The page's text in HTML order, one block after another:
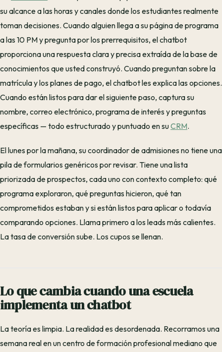
su alcance a las horas y canales donde los estudiantes realmente
toman decisiones. Cuando alguien llega a su página de programa
a las 10 PM y pregunta por los prerrequisitos, el chatbot
proporciona una respuesta clara y precisa extraída de la base de
conocimientos que usted construyó. Cuando preguntan sobre la
matrícula y los planes de pago, el chatbot les explica las opciones.
Cuando están listos para dar el siguiente paso, captura su
nombre, correo electrónico, programa de interés y preguntas
específicas — todo estructurado y puntuado en suCRM.
El lunes por la mañana, su coordinador de admisiones no tiene una
pila de formularios genéricos por revisar. Tiene una lista
priorizada de prospectos, cada uno con contexto completo: qué
programa exploraron, qué preguntas hicieron, qué tan
comprometidos estaban y si están listos para aplicar o todavía
comparando opciones. Llama primero a los leads más calientes.
La tasa de conversión sube. Los cupos se llenan.
Lo que cambia cuando una escuela
implementa un chatbot
La teoría es limpia. La realidad es desordenada. Recorramos una
semana real en un centro de formación profesional mediano que